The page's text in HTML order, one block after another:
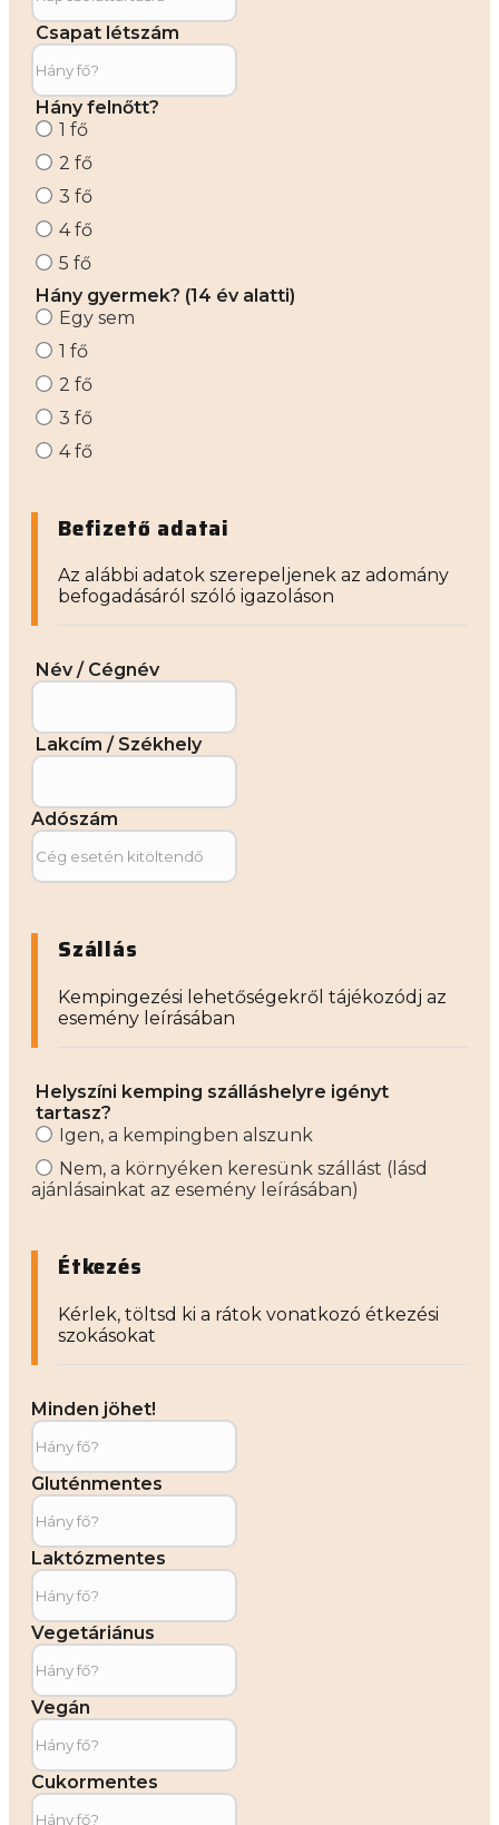
Csapat létszám
Hány felnőtt?
1 fő
2 fő
3 fő
4 fő
5 fő
Hány gyermek? (14 év alatti)
Egy sem
1 fő
2 fő
3 fő
4 fő
Befizető adatai
Az alábbi adatok szerepeljenek az adomány
befogadásáról szóló igazoláson
Név / Cégnév
Lakcím / Székhely
Adószám
Szállás
Kempingezési lehetőségekről tájékozódj az
esemény leírásában
Helyszíni kemping szálláshelyre igényt
tartasz?
Igen, a kempingben alszunk
Nem, a környéken keresünk szállást (lásd
ajánlásainkat az esemény leírásában)
Étkezés
Kérlek, töltsd ki a rátok vonatkozó étkezési
szokásokat
Minden jöhet!
Gluténmentes
Laktózmentes
Vegetáriánus
Vegán
Cukormentes